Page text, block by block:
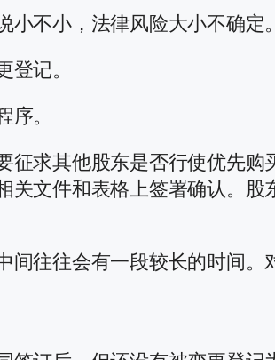
不小，法律风险大小不确定。
记。
。
征求其他股东是否行使优先购
关文件和表格上签署确认。股
间往往会有一段较长的时间。